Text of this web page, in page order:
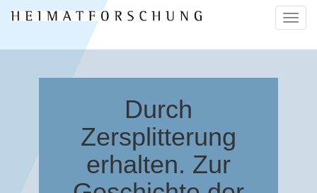
ein-/
Durch
Zersplitterung
erhalten. Zur